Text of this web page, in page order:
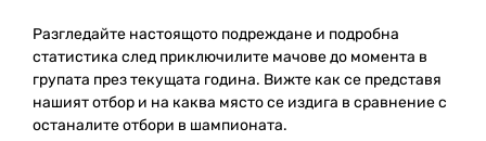
Разгледайте настоящото подреждане и подробна
статистика след приключилите мачове до момента в
групата през текущата година. Вижте как се представя
нашият отбор и на каква място се издига в сравнение с
останалите отбори в шампионата.